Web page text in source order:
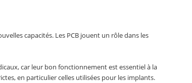
capacités. Les PCB jouent un rôle dans les
car leur bon fonctionnement est essentiel à la
en particulier celles utilisées pour les implants.